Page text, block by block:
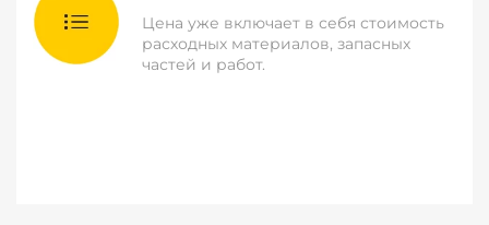
Цена уже включает в себя стоимость
расходных материалов, запасных
частей и работ.